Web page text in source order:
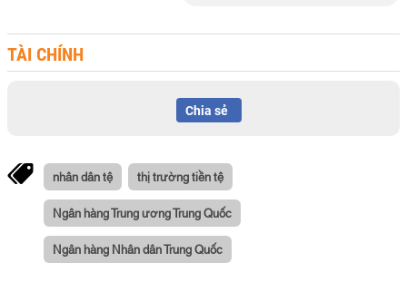
TÀI CHÍNH
Chia sẻ
nhân dân tệ thị trường tiền tệ
Ngân hàng Trung ương Trung Quốc
Ngân hàng Nhân dân Trung Quốc